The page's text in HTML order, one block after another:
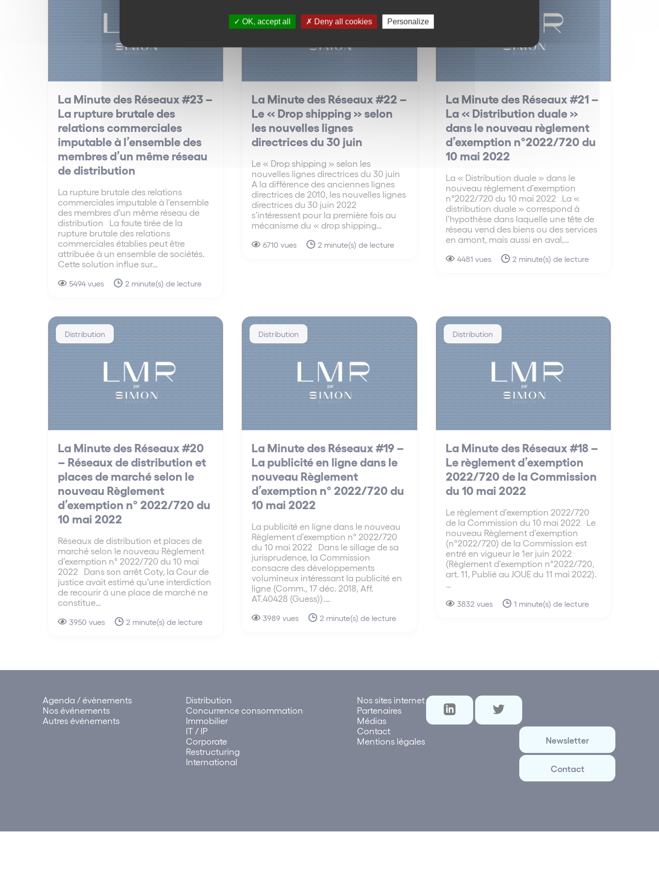
La Minute des Réseaux #23 –
La rupture brutale des
relations commerciales
imputable à l’ensemble des
membres d’un même réseau
de distribution
La rupture brutale des relations
commerciales imputable à l’ensemble
des membres d’un même réseau de
distribution La faute tirée de la
rupture brutale des relations
commerciales établies peut être
attribuée à un ensemble de sociétés.
Cette solution influe sur…
5494 vues 2 minute(s) de lecture
La Minute des Réseaux #22 –
Le « Drop shipping » selon
les nouvelles lignes
directrices du 30 juin
Le « Drop shipping » selon les
nouvelles lignes directrices du 30 juin
A la différence des anciennes lignes
directrices de 2010, les nouvelles lignes
directrices du 30 juin 2022
s’intéressent pour la première fois au
mécanisme du « drop shipping…
6710 vues 2 minute(s) de lecture
La Minute des Réseaux #21 –
La « Distribution duale »
dans le nouveau règlement
d’exemption n°2022/720 du
10 mai 2022
La « Distribution duale » dans le
nouveau règlement d’exemption
n°2022/720 du 10 mai 2022 La «
distribution duale » correspond à
l’hypothèse dans laquelle une tête de
réseau vend des biens ou des services
en amont, mais aussi en aval,…
4481 vues 2 minute(s) de lecture
Distribution
La Minute des Réseaux #20
– Réseaux de distribution et
places de marché selon le
nouveau Règlement
d’exemption n° 2022/720 du
10 mai 2022
Réseaux de distribution et places de
marché selon le nouveau Règlement
d’exemption n° 2022/720 du 10 mai
2022 Dans son arrêt Coty, la Cour de
justice avait estimé qu’une interdiction
de recourir à une place de marché ne
constitue…
3950 vues 2 minute(s) de lecture
Distribution
La Minute des Réseaux #19 –
La publicité en ligne dans le
nouveau Règlement
d’exemption n° 2022/720 du
10 mai 2022
La publicité en ligne dans le nouveau
Règlement d’exemption n° 2022/720
du 10 mai 2022 Dans le sillage de sa
jurisprudence, la Commission
consacre des développements
volumineux intéressant la publicité en
ligne (Comm., 17 déc. 2018, Aff.
AT.40428 (Guess)).…
3989 vues 2 minute(s) de lecture
Distribution
La Minute des Réseaux #18 –
Le règlement d’exemption
2022/720 de la Commission
du 10 mai 2022
Le règlement d’exemption 2022/720
de la Commission du 10 mai 2022 Le
nouveau Règlement d’exemption
(n°2022/720) de la Commission est
entré en vigueur le 1er juin 2022
(Règlement d’exemption n°2022/720,
art. 11, Publié au JOUE du 11 mai 2022).
3832 vues 1 minute(s) de lecture
Agenda / évènements
Nos événements
Autres événements
Distribution
Concurrence consommation
Immobilier
IT / IP
Corporate
Restructuring
International
Nos sites internet
Partenaires
Médias
Contact
Mentions légales
Newsletter
Contact
OK, accept all Deny all cookies Personalize